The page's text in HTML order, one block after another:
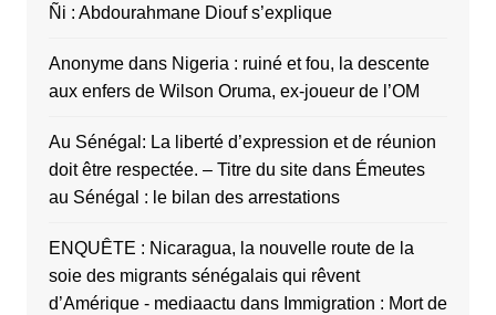
Ñi : Abdourahmane Diouf s’explique
Anonymedans Nigeria : ruiné et fou, la descente
aux enfers de Wilson Oruma, ex-joueur de l’OM
Au Sénégal: La liberté d’expression et de réunion
doit être respectée. – Titre du sitedans Émeutes
au Sénégal : le bilan des arrestations
ENQUÊTE : Nicaragua, la nouvelle route de la
soie des migrants sénégalais qui rêvent
d’Amérique - mediaactu dans Immigration : Mort de